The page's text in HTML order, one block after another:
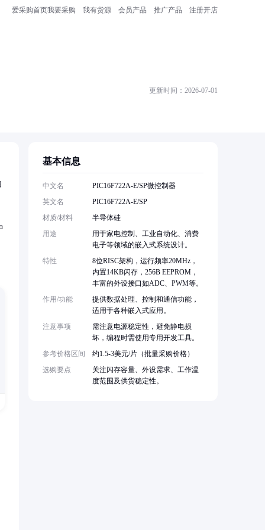
爱采购首页我要采购 我有货源 会员产品 推广产品 注册开店
更新时间：2026-07-01
基本信息
中文名
PIC16F722A-E/SP微控制器
英文名
PIC16F722A-E/SP
材质/材料
半导体硅
用途
用于家电控制、工业自动化、消费
电子等领域的嵌入式系统设计。
特性
8位RISC架构，运行频率20MHz，
内置14KB闪存，256B EEPROM，
丰富的外设接口如ADC、PWM等。
作用/功能
提供数据处理、控制和通信功能，
适用于各种嵌入式应用。
注意事项
需注意电源稳定性，避免静电损
坏，编程时需使用专用开发工具。
参考价格区间
约1.5-3美元/片（批量采购价格）
选购要点
关注闪存容量、外设需求、工作温
度范围及供货稳定性。